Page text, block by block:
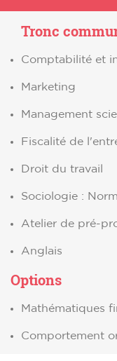
Tronc
Comptabilité et
Marketing
Management
Fiscalité de
Droit du travail
Sociologie :
Atelier de pré-
Anglais
Options
Mathématiques
Comportement